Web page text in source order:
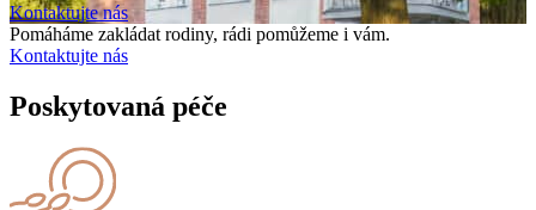
Kontaktujte nás
Pomáháme zakládat rodiny, rádi pomůžeme i vám.
Kontaktujte nás
Poskytovaná péče